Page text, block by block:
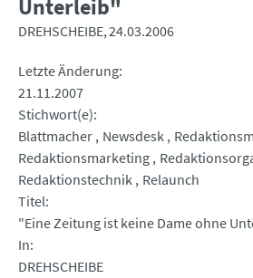
Unterleib"
DREHSCHEIBE 24.03.2006
Letzte Änderung
21.11.2007
Stichwort(e)
Blattmacher Newsdesk
Redaktionsmarketing
Redaktionstechnik Relaunch
Titel
"Eine Zeitung ist keine Dame ohne
In
DREHSCHEIBE